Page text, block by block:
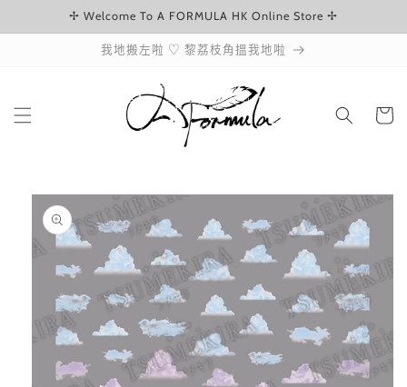
跳至內容✢ Welcome To A FORMULA HK Online Store ✢
我地搬左啦 ♡ 黎荔枝角搵我地啦
物
略過產品
資訊